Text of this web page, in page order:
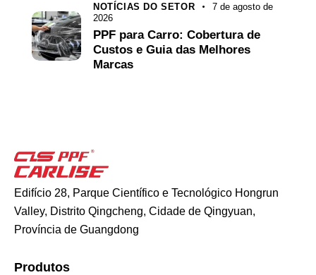
NOTÍCIAS DO SETOR
7 de agosto de
2026
PPF para Carro: Cobertura de
Custos e Guia das Melhores
Marcas
Edifício 28, Parque Científico e Tecnológico Hongrun
Valley, Distrito Qingcheng, Cidade de Qingyuan,
Província de Guangdong
Produtos